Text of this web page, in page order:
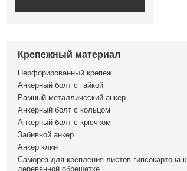
Крепежный материал
Перфорированный крепеж
Анкерный болт с гайкой
Рамный металлический анкер
Анкерный болт с кольцом
Анкерный болт с крючком
Забивной анкер
Анкер клин
Саморез для крепления листов гипсокартона к
деревянной обрешетке